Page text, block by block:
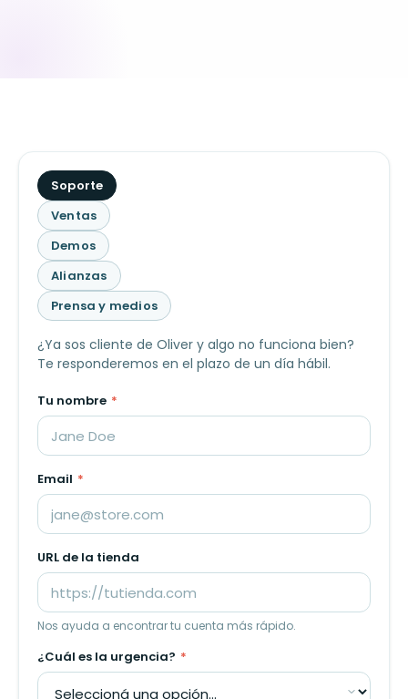
¿De
qué
se
trata?
Soporte
Ventas
Demos
Alianzas
Prensa y medios
¿Ya sos cliente de Oliver y algo no funciona bien?
Te responderemos en el plazo de un día hábil.
Tu nombre *
Email *
URL de la tienda
Nos ayuda a encontrar tu cuenta más rápido.
¿Cuál es la urgencia? *